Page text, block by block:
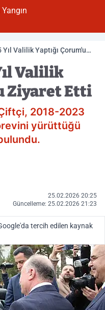
Valilik Yaptığı Çorum'u
Valilik
Ziyaret Etti
2018-2023
yürüttüğü
25.02.2026 20:25
Güncelleme: 25.02.2026 21:23
tercih edilen kaynak